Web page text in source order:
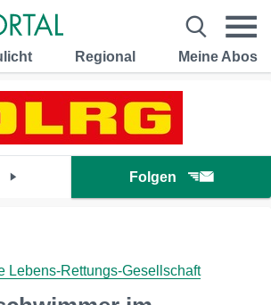
Regional Meine Abos
Folgen
Lebens-Rettungs-Gesellschaft